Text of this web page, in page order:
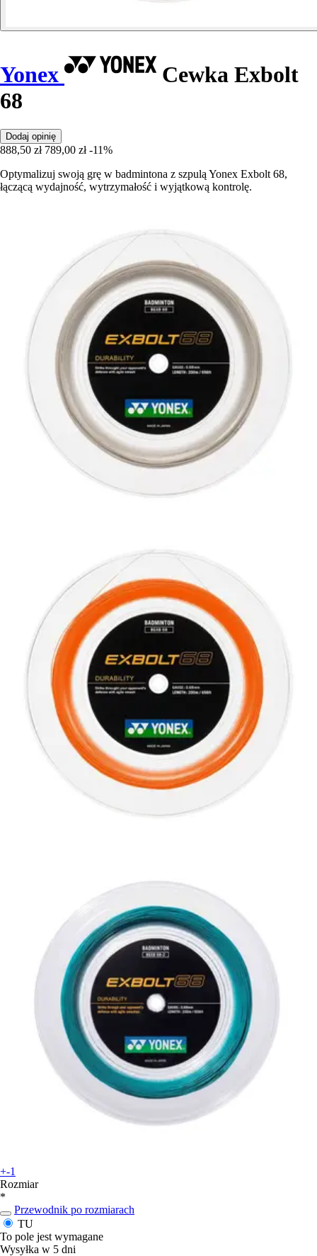
Yonex
Cewka Exbolt
68
Dodaj opinię
888,50 zł 789,00 zł -11%
Optymalizuj swoją grę w badmintona z szpulą Yonex Exbolt 68,
łączącą wydajność, wytrzymałość i wyjątkową kontrolę.
+-1
Rozmiar
*
Przewodnik po rozmiarach
TU
To pole jest wymagane
Wysyłka w 5 dni